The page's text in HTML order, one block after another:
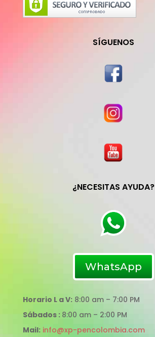
SÍGUENOS
¿NECESITAS AYUDA?
WhatsApp
Horario L a V:8:00 am – 7:00 PM
Sábados : 8:00 am – 2:00 PM
Mail: info@xp-pencolombia.com